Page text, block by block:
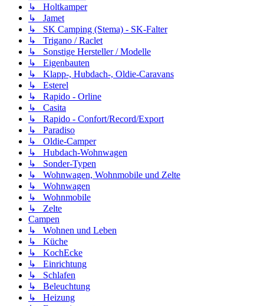
↳ Holtkamper
↳ Jamet
↳ SK Camping (Stema) - SK-Falter
↳ Trigano / Raclet
↳ Sonstige Hersteller / Modelle
↳ Eigenbauten
↳ Klapp-, Hubdach-, Oldie-Caravans
↳ Esterel
↳ Rapido - Orline
↳ Casita
↳ Rapido - Confort/Record/Export
↳ Paradiso
↳ Oldie-Camper
↳ Hubdach-Wohnwagen
↳ Sonder-Typen
↳ Wohnwagen, Wohnmobile und Zelte
↳ Wohnwagen
↳ Wohnmobile
↳ Zelte
Campen
↳ Wohnen und Leben
↳ Küche
↳ KochEcke
↳ Einrichtung
↳ Schlafen
↳ Beleuchtung
↳ Heizung